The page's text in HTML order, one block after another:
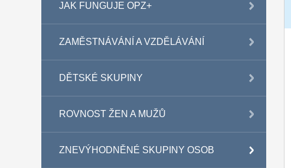
JAK FUNGUJE OPZ+
ZAMĚSTNÁVÁNÍ A VZDĚLÁVÁNÍ
DĚTSKÉ SKUPINY
ROVNOST ŽEN A MUŽŮ
ZNEVÝHODNĚNÉ SKUPINY OSOB